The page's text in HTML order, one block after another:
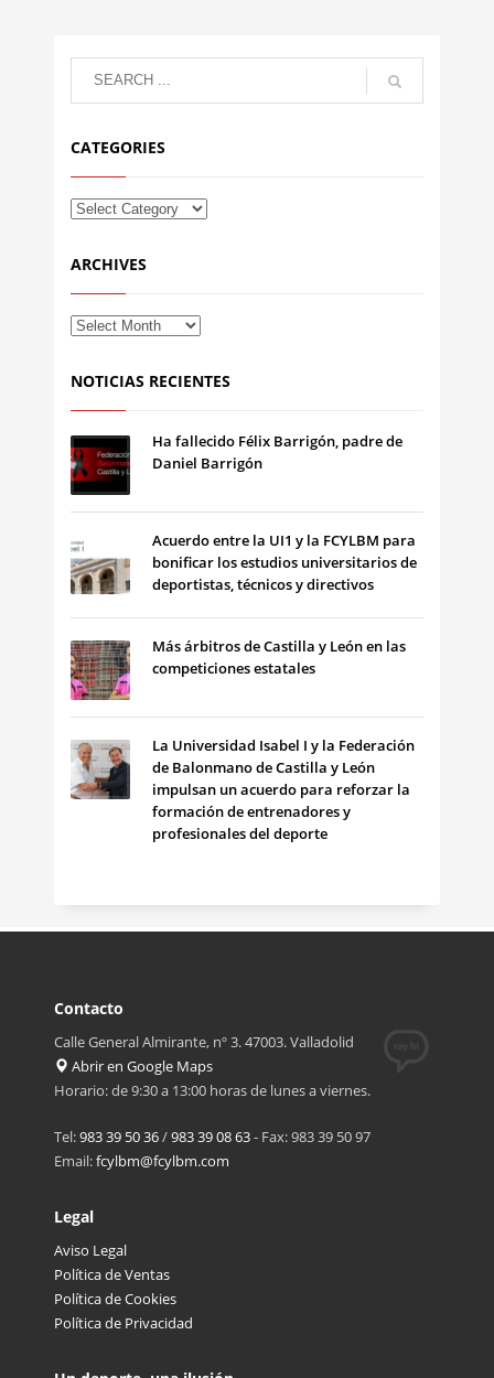
CATEGORIES
ARCHIVES
NOTICIAS RECIENTES
Ha fallecido Félix Barrigón, padre de
Daniel Barrigón
Acuerdo entre la UI1 y la FCYLBM para
bonificar los estudios universitarios de
deportistas, técnicos y directivos
Más árbitros de Castilla y León en las
competiciones estatales
La Universidad Isabel I y la Federación
de Balonmano de Castilla y León
impulsan un acuerdo para reforzar la
formación de entrenadores y
profesionales del deporte
Contacto
Calle General Almirante, nº 3. 47003. Valladolid
Abrir en Google Maps
Horario: de 9:30 a 13:00 horas de lunes a viernes.
Tel:983 39 50 36/983 39 08 63- Fax: 983 39 50 97
Email:fcylbm@fcylbm.com
Legal
Aviso Legal
Política de Ventas
Política de Cookies
Política de Privacidad